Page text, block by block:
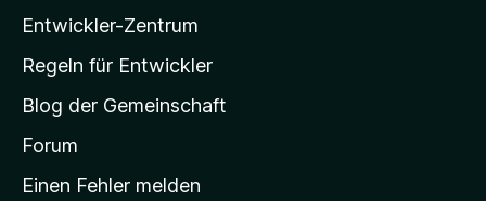
a
-
t
a
r
Entwickler-Zentrum
Regeln für Entwickler
Blog der Gemeinschaft
Forum
Einen Fehler melden